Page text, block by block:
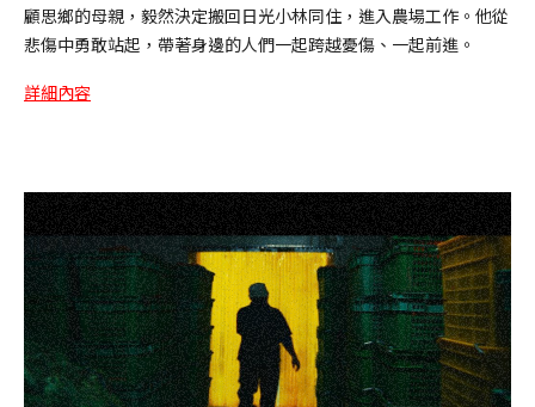
顧思鄉的母親，毅然決定搬回日光小林同住，進入農場工作。他從
悲傷中勇敢站起，帶著身邊的人們一起跨越憂傷、一起前進。
詳細內容